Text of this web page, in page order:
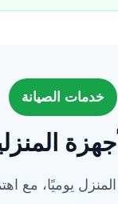
خدمات الصيانة
يوميًا، مع